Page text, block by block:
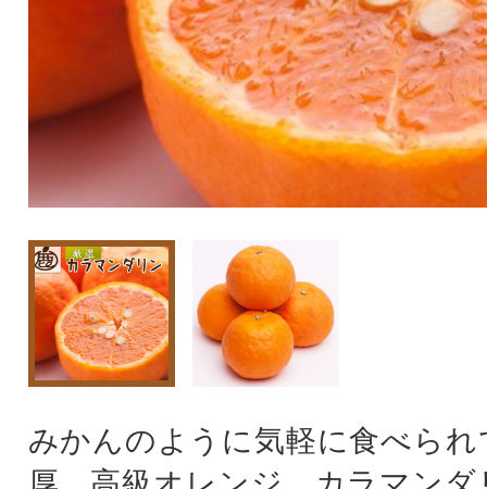
みかんのように気軽に食べられ